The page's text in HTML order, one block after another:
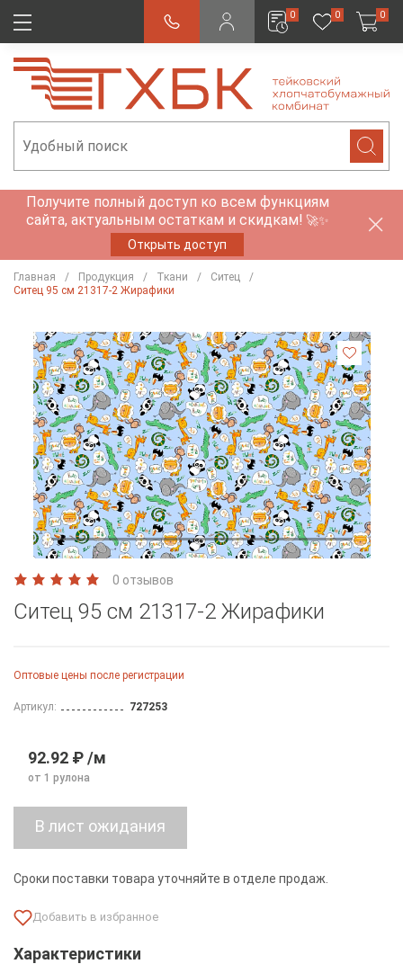
0 0 0
Получите полный доступ ко всем функциям
сайта, актуальным остаткам и скидкам! 🚀✨
Открыть доступ
Главная Продукция Ткани
Ситец
Ситец 95 см 21317-2 Жирафики
0 отзывов
Ситец 95 см 21317-2 Жирафики
Оптовые цены после регистрации
Артикул: 727253
92.92 ₽ /м
от 1 рулона
Сроки поставки товара уточняйте в отделе продаж.
Характеристики